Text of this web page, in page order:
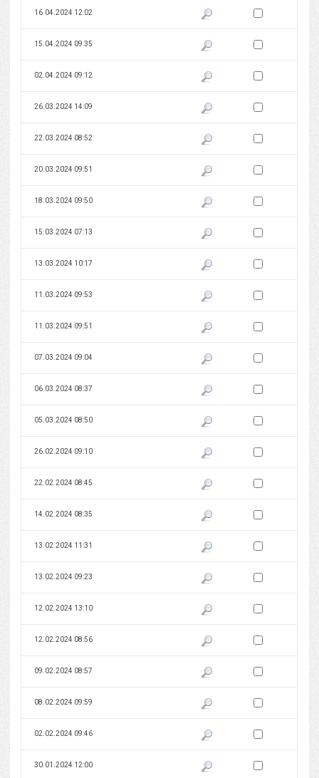
16.04.2024 12:02 Pokaż podgląd wersji z dnia
Zaznacz wersję do
15.04.2024 09:35 Pokaż podgląd wersji z dnia
Zaznacz wersję do
02.04.2024 09:12 Pokaż podgląd wersji z dnia
Zaznacz wersję do
26.03.2024 14:09 Pokaż podgląd wersji z dnia
Zaznacz wersję do
22.03.2024 08:52 Pokaż podgląd wersji z dnia
Zaznacz wersję do
20.03.2024 09:51 Pokaż podgląd wersji z dnia
Zaznacz wersję do
18.03.2024 09:50 Pokaż podgląd wersji z dnia
Zaznacz wersję do
15.03.2024 07:13 Pokaż podgląd wersji z dnia
Zaznacz wersję do
13.03.2024 10:17 Pokaż podgląd wersji z dnia
Zaznacz wersję do
11.03.2024 09:53 Pokaż podgląd wersji z dnia
Zaznacz wersję do
11.03.2024 09:51 Pokaż podgląd wersji z dnia
Zaznacz wersję do
07.03.2024 09:04 Pokaż podgląd wersji z dnia
Zaznacz wersję do
06.03.2024 08:37 Pokaż podgląd wersji z dnia
Zaznacz wersję do
05.03.2024 08:50 Pokaż podgląd wersji z dnia
Zaznacz wersję do
26.02.2024 09:10 Pokaż podgląd wersji z dnia
Zaznacz wersję do
22.02.2024 08:45 Pokaż podgląd wersji z dnia
Zaznacz wersję do
14.02.2024 08:35 Pokaż podgląd wersji z dnia
Zaznacz wersję do
13.02.2024 11:31 Pokaż podgląd wersji z dnia
Zaznacz wersję do
13.02.2024 09:23 Pokaż podgląd wersji z dnia
Zaznacz wersję do
12.02.2024 13:10 Pokaż podgląd wersji z dnia
Zaznacz wersję do
12.02.2024 08:56 Pokaż podgląd wersji z dnia
Zaznacz wersję do
09.02.2024 08:57 Pokaż podgląd wersji z dnia
Zaznacz wersję do
08.02.2024 09:59 Pokaż podgląd wersji z dnia
Zaznacz wersję do
02.02.2024 09:46 Pokaż podgląd wersji z dnia
Zaznacz wersję do
30.01.2024 12:00 Pokaż podgląd wersji z dnia
Zaznacz wersję do